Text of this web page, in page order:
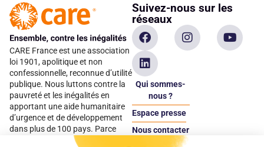
CARE France est une association
loi 1901, apolitique et non
confessionnelle, reconnue d’utilité
publique. Nous luttons contre la
pauvreté et les inégalités en
apportant une aide humanitaire
d’urgence et de développement
dans plus de 100 pays. Parce
qu’elles sont les premières
Suivez-nous sur les
réseaux
Qui sommes-
nous ?
Espace presse
Nous contacter